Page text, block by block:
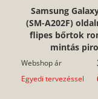
Samsung
(SM-A202F)
flipes bőrtok
mintás
Webshop ár
Egyedi tervezéssel